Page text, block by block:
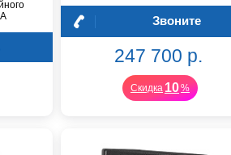
Звоните
247 700 р.
Скидка 10%